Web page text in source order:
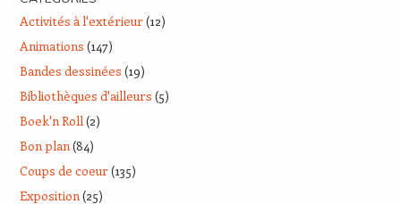
Activités à l'extérieur(12)
Animations (147)
Bandes dessinées (19)
Bibliothèques d'ailleurs (5)
Boek'n Roll(2)
Bon plan(84)
Coups de coeur(135)
Exposition(25)